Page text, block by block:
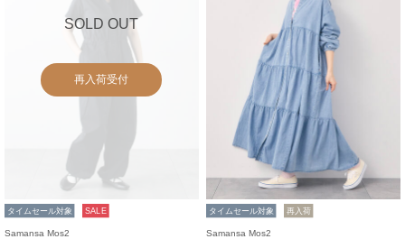
SOLD OUT
再入荷受付
タイムセール対象 SALE
Samansa Mos2
タイムセール対象 再入荷
Samansa Mos2